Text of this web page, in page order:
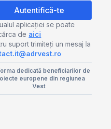
Autentifică-te
aplicației se poate
de aici
suport trimiteți un mesaj la
dedicată beneficiarilor de
europene din regiunea
Vest